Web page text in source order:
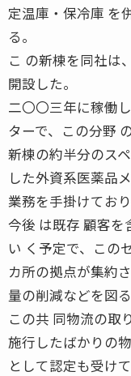
定温庫・保冷庫 を
る。
こ の新棟を同社は
開設した。
二〇〇三年に稼働
ターで、この分野
新棟の約半分のス
した外資系医薬品
業務を手掛けてお
今後 は既存 顧客を
い く予定で、この
カ所の拠点が集約
量の削減などを図る
この共 同物流の取
施行したばかりの
として認定も受けて